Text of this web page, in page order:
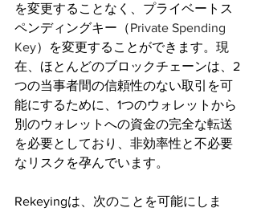
を変更することなく、プライベートス
ペンディングキー（Private Spending
Key）を変更することができます。現
在、ほとんどのブロックチェーンは、2
つの当事者間の信頼性のない取引を可
能にするために、1つのウォレットから
別のウォレットへの資金の完全な転送
を必要としており、非効率性と不必要
なリスクを孕んでいます。
Rekeyingは、次のことを可能にしま